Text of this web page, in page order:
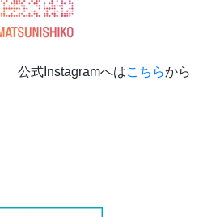
公式Instagramへはこちらから